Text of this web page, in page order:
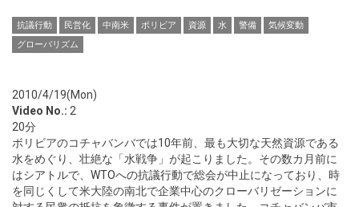
抗議行動 民営化 中南米 ボリビア 資源 水 警備
気候変動
グローバリズム
2010/4/19(Mon)
Video No.: 2
20分
ボリビアのコチャバンバでは10年前、最も大切な天然資源である
水をめぐり、壮絶な「水戦争」が起こりました。その数カ月前に
はシアトルで、WTOへの抗議行動で総会が中止になっており、時
を同じくして米大陸の南北で企業中心のクローバリゼーションに